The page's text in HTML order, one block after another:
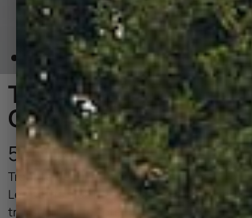
TROUSSE DE
CACAHUÈTE
55,00 €
Trousse de toilette en velours côtelé.
Les petits plus pratiques : sa large
transport sur le côté.